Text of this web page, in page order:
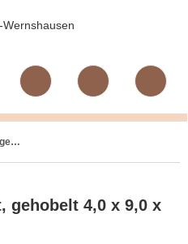
Zaunriegel, geschrägt, gehobelt 4,0 x 9,0 x 400 cm, 60 Stück
gehobelt 4,0 x 9,0 x